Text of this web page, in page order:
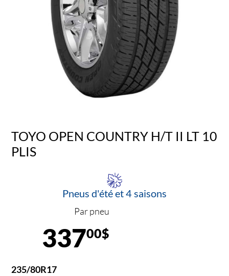
TOYO OPEN COUNTRY H/T II LT 10
PLIS
Pneus d'été et 4 saisons
Par pneu
33700$
235/80R17